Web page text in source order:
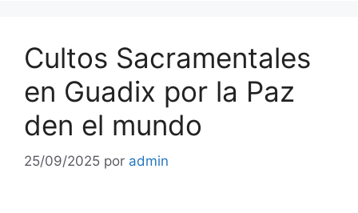
Cultos Sacramentales
en Guadix por la Paz
den el mundo
25/09/2025 por admin